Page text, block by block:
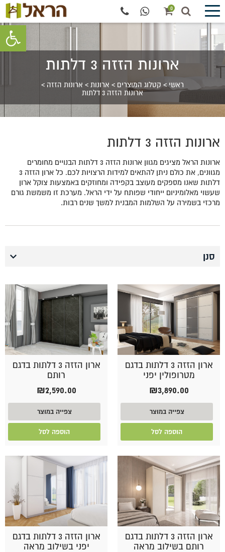
פתח
0
ארונות הזזה 3 דלתות
ראשי > קטלוג המוצרים > ארונות > ארונות הזזה >
ארונות הזזה 3 דלתות
ארונות הזזה 3 דלתות
ארונות הראל מציגים מגוון ארונות הזזה 3 דלתות הבנויים מחומרים
מגוונים, את כולם ניתן להתאים למידות הרצויות לכם. כל ארון הזזה 3
דלתות שאנו מספקים מעוצב בקפידה ומחוזקים באמצעות צוקל ארון
שעשוי מאלומיניום ייחודי שפותח על ידי הראל. מערכת זו משמשת גורם
מרכזי בשמירה על השלמות המבנית למשך שנים רבות.
סנן
ארון הזזה 3 דלתות בדגם
מטרופולין יפני
₪3,890.00
צפייה במוצר
הוספה לסל
ארון הזזה 3 דלתות בדגם
רותם
₪2,590.00
צפייה במוצר
הוספה לסל
ארון הזזה 3 דלתות בדגם
רותם בשילוב מראה
ארון הזזה 3 דלתות בדגם
יפני בשילוב מראה